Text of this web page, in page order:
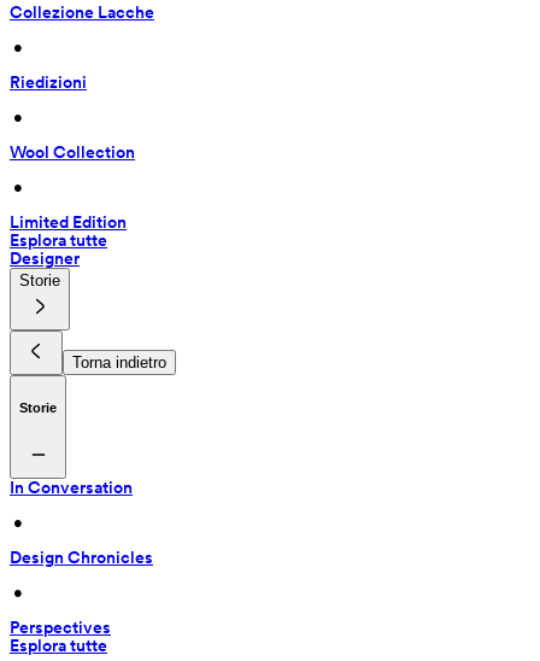
Collezione Lacche
•
Riedizioni
•
Wool Collection
•
Limited Edition
Esplora tutte
Designer
Storie
Torna indietro
Storie
In Conversation
•
Design Chronicles
•
Perspectives
Esplora tutte